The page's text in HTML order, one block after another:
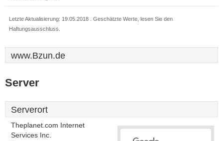
Letzte Aktualisierung: 19.05.2018 . Geschätzte Werte, lesen Sie den
Haftungsausschluss.
www.Bzun.de
Server
Serverort
Theplanet.com Internet
Services Inc.